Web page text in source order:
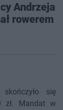
Andrzeja
rowerem
się
zł. Mandat w